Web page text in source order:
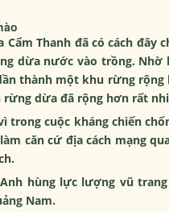
Thanh đã có cách đây
dừa nước vào trồng.
thành một khu rừng rộng
dừa đã rộng hơn rất
cuộc kháng chiến
căn cứ địa cách mạng
hùng lực lượng vũ
Nam.